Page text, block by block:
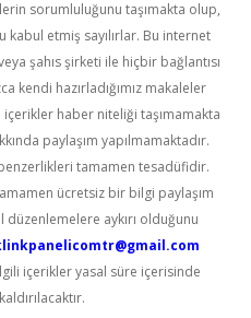
sorumluluğunu taşımakta olup,
etmiş sayılırlar. Bu internet
şahıs şirketi ile hiçbir bağlantısı
kendi hazırladığımız makaleler
haber niteliği taşımamakta
paylaşım yapılmamaktadır.
tamamen tesadüfidir.
ücretsiz bir bilgi paylaşım
aykırı olduğunu
içerikler yasal süre içerisinde